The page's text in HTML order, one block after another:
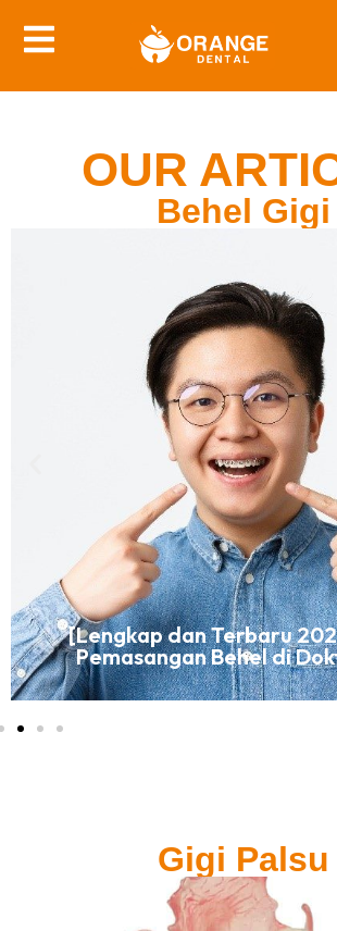
OUR
Behel Gigi
[Lengkap dan Terbaru
Pemasangan Behel di
Gigi Palsu